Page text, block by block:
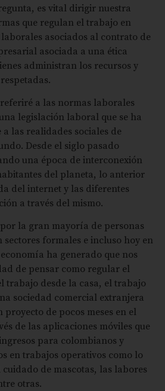
es vital dirigir nuestra
que regulan el trabajo en
asociados al contrato de
asociada a una ética
administran los recursos y
a las normas laborales
legislación laboral que se ha
las realidades sociales de
Desde el siglo pasado
una época de interconexión
del planeta, lo anterior
del internet y las diferentes
a través del mismo.
la gran mayoría de personas
sectores formales e incluso hoy en
ha generado que nos
de pensar como regular el
trabajo desde la casa, el trabajo
sociedad comercial extranjera
proyecto de pocos meses en el
de las aplicaciones móviles que
para colombianos y
en trabajos operativos como lo
de mascotas, las labores
otras.